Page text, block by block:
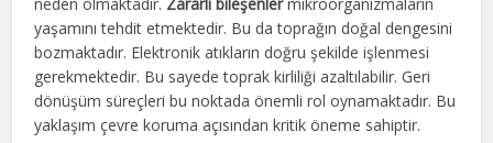
yaşamını tehdit etmektedir. Bu da toprağın doğal dengesini
bozmaktadır. Elektronik atıkların doğru şekilde işlenmesi
gerekmektedir. Bu sayede toprak kirliliği azaltılabilir. Geri
dönüşüm süreçleri bu noktada önemli rol oynamaktadır. Bu
yaklaşım çevre koruma açısından kritik öneme sahiptir.